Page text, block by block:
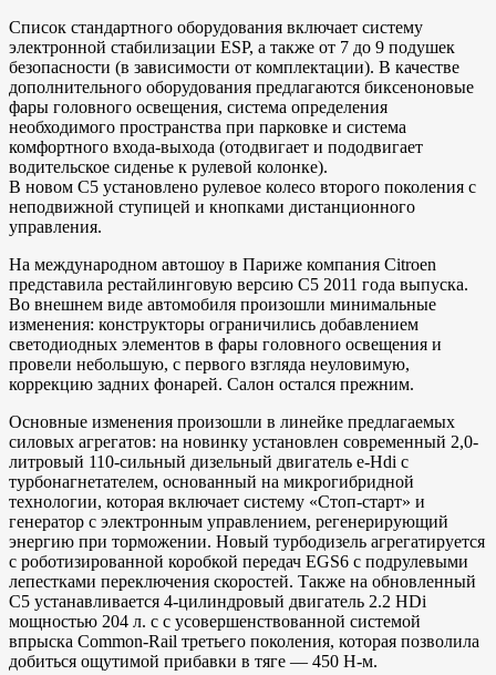
Список стандартного оборудования включает систему
электронной стабилизации ESP, а также от 7 до 9 подушек
безопасности (в зависимости от комплектации). В качестве
дополнительного оборудования предлагаются биксеноновые
фары головного освещения, система определения
необходимого пространства при парковке и система
комфортного входа-выхода (отодвигает и пододвигает
водительское сиденье к рулевой колонке).
В новом С5 установлено рулевое колесо второго поколения с
неподвижной ступицей и кнопками дистанционного
управления.
На международном автошоу в Париже компания Citroen
представила рестайлинговую версию С5 2011 года выпуска.
Во внешнем виде автомобиля произошли минимальные
изменения: конструкторы ограничились добавлением
светодиодных элементов в фары головного освещения и
провели небольшую, с первого взгляда неуловимую,
коррекцию задних фонарей. Салон остался прежним.
Основные изменения произошли в линейке предлагаемых
силовых агрегатов: на новинку установлен современный 2,0-
литровый 110-сильный дизельный двигатель e-Hdi с
турбонагнетателем, основанный на микрогибридной
технологии, которая включает систему «Стоп-старт» и
генератор с электронным управлением, регенерирующий
энергию при торможении. Новый турбодизель агрегатируется
с роботизированной коробкой передач EGS6 с подрулевыми
лепестками переключения скоростей. Также на обновленный
С5 устанавливается 4-цилиндровый двигатель 2.2 HDi
мощностью 204 л. с с усовершенствованной системой
впрыска Common-Rail третьего поколения, которая позволила
добиться ощутимой прибавки в тяге — 450 Н-м.